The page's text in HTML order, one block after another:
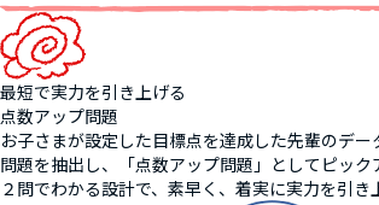
最短で実力を引き上げる
点数アップ問題
お子さまが設定した目標点を達成した先輩のデー
問題を抽出し、「点数アップ問題」としてピック
２問でわかる設計で、素早く、着実に実力を引き